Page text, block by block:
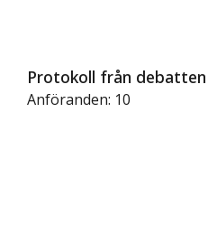
Protokoll från debatten
Anföranden: 10